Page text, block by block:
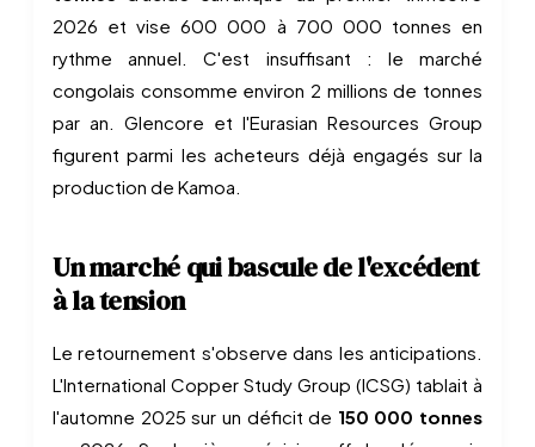
2026 et vise 600 000 à 700 000 tonnes en
rythme annuel. C'est insuffisant : le marché
congolais consomme environ 2 millions de tonnes
par an. Glencore et l'Eurasian Resources Group
figurent parmi les acheteurs déjà engagés sur la
production de Kamoa.
Un marché qui bascule de l'excédent
à la tension
Le retournement s'observe dans les anticipations.
L'International Copper Study Group (ICSG) tablait à
l'automne 2025 sur un déficit de 150 000 tonnes